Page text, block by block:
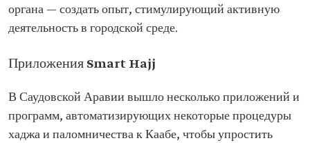
органа — создать опыт, стимулирующий активную
деятельность в городской среде.
Приложения Smart Hajj
В Саудовской Аравии вышло несколько приложений и
программ, автоматизирующих некоторые процедуры
хаджа и паломничества к Каабе, чтобы упростить